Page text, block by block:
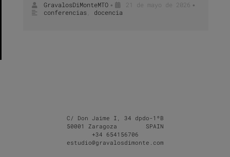
GravalosDiMonteMTO • 21 de mayo de 2026 •
conferencias docencia
C/ Don Jaime I, 34 dpdo-1ºB
50001 Zaragoza SPAIN
+34 654156706
estudio@gravalosdimonte.com